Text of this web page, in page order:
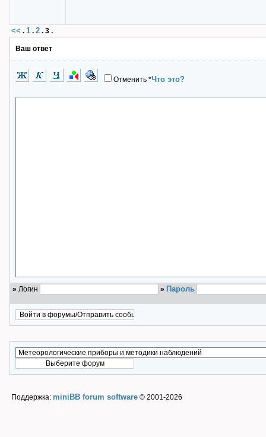
<< . 1 . 2 . 3 .
Ваш ответ
Отменить *Что это?
» Логин » Пароль
Поддержка: miniBB forum software © 2001-2026